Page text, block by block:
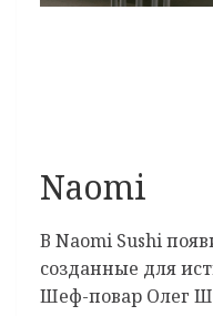
Naomi
В Naomi Sushi
созданные для
Шеф-повар Олег